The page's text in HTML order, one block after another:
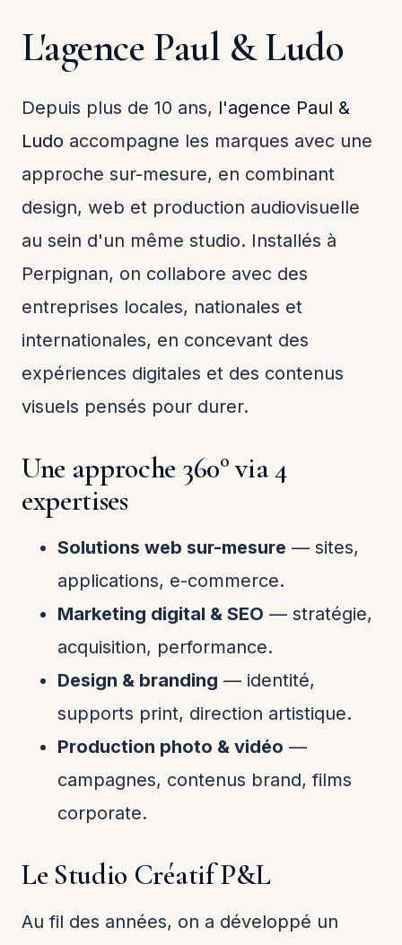
L'agence Paul & Ludo
Depuis plus de 10 ans, l'agence Paul &
Ludo accompagne les marques avec une
approche sur-mesure, en combinant
design, web et production audiovisuelle
au sein d'un même studio. Installés à
Perpignan, on collabore avec des
entreprises locales, nationales et
internationales, en concevant des
expériences digitales et des contenus
visuels pensés pour durer.
Une approche 360° via 4
expertises
Solutions web sur-mesure — sites,
applications, e-commerce.
Marketing digital & SEO — stratégie,
acquisition, performance.
Design & branding — identité,
supports print, direction artistique.
Production photo & vidéo —
campagnes, contenus brand, films
corporate.
Le Studio Créatif P&L
Au fil des années, on a développé un